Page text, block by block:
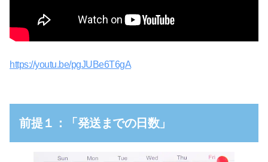
https://youtu.be/pgJUBe6T6gA
前提１：「発送までの日数」